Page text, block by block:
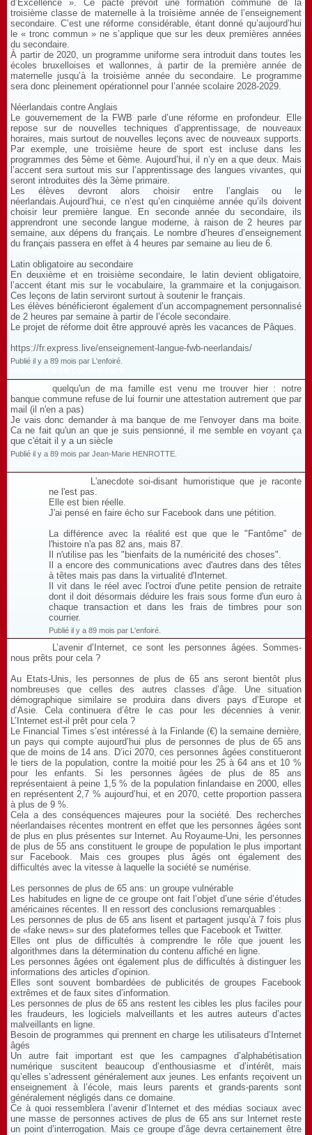
d’Excellence ». Ce pacte prévoit une formation commune de la
troisième classe de maternelle à la troisième année de l’enseignement
secondaire. C’est une réforme considérable, étant donné qu’aujourd’hui
le « tronc commun » ne s’applique que sur les deux premières années
du secondaire.
À partir de 2020, un programme uniforme sera introduit dans toutes les
écoles bruxelloises et wallonnes, à partir de la première année de
maternelle jusqu’à la troisième année du secondaire. Le programme
sera donc pleinement opérationnel pour l’année scolaire 2028-2029.
Néerlandais contre Anglais
Le gouvernement de la FWB parle d’une réforme en profondeur. Elle
repose sur de nouvelles techniques d’apprentissage, de nouveaux
horaires, mais surtout de nouvelles leçons avec de nouveaux supports.
Par exemple, une troisième heure de sport est incluse dans les
programmes des 5ème et 6ème. Aujourd’hui, il n’y en a que deux. Mais
l’accent sera surtout mis sur l’apprentissage des langues vivantes, qui
seront introduites dès la 3ème primaire.
Les élèves devront alors choisir entre l’anglais ou le
néerlandais.Aujourd’hui, ce n’est qu’en cinquième année qu’ils doivent
choisir leur première langue. En seconde année du secondaire, ils
apprendront une seconde langue moderne, à raison de 2 heures par
semaine, aux dépens du français. Le nombre d’heures d’enseignement
du français passera en effet à 4 heures par semaine au lieu de 6.
Latin obligatoire au secondaire
En deuxième et en troisième secondaire, le latin devient obligatoire,
l’accent étant mis sur le vocabulaire, la grammaire et la conjugaison.
Ces leçons de latin serviront surtout à soutenir le français.
Les élèves bénéficieront également d’un accompagnement personnalisé
de 2 heures par semaine à partir de l’école secondaire.
Le projet de réforme doit être approuvé après les vacances de Pâques.
https://fr.express.live/enseignement-langue-fwb-neerlandais/
Publié il y a 89 mois par L'enfoiré.
quelqu'un de ma famille est venu me trouver hier : notre
banque commune refuse de lui fournir une attestation autrement que par
mail (il n'en a pas)
Je vais donc demander à ma banque de me l'envoyer dans ma boite.
Ca ne fait qu'un an que je suis pensionné, il me semble en voyant ça
que c'était il y a un siècle
Publié il y a 89 mois par Jean-Marie HENROTTE.
L'anecdote soi-disant humoristique que je raconte
ne l'est pas.
Elle est bien réelle.
J'ai pensé en faire écho sur Facebook dans une pétition.
La différence avec la réalité est que que le "Fantôme" de
l'histoire n'a pas 82 ans, mais 87.
Il n'utilise pas les "bienfaits de la numéricité des choses".
Il a encore des communications avec d'autres dans des têtes
à têtes mais pas dans la virtualité d'Internet.
Il vit dans le réel avec l'octroi d'une petite pension de retraite
dont il doit désormais déduire les frais sous forme d'un euro à
chaque transaction et dans les frais de timbres pour son
courrier.
Publié il y a 89 mois par L'enfoiré.
L’avenir d’Internet, ce sont les personnes âgées. Sommes-
nous prêts pour cela ?
Au Etats-Unis, les personnes de plus de 65 ans seront bientôt plus
nombreuses que celles des autres classes d’âge. Une situation
démographique similaire se produira dans divers pays d’Europe et
d’Asie. Cela continuera d’être le cas pour les décennies à venir.
L’Internet est-il prêt pour cela ?
Le Financial Times s’est intéressé à la Finlande (€) la semaine dernière,
un pays qui compte aujourd’hui plus de personnes de plus de 65 ans
que de moins de 14 ans. D’ici 2070, ces personnes âgées constitueront
le tiers de la population, contre la moitié pour les 25 à 64 ans et 10 %
pour les enfants. Si les personnes âgées de plus de 85 ans
représentaient à peine 1,5 % de la population finlandaise en 2000, elles
en représentent 2,7 % aujourd’hui, et en 2070, cette proportion passera
à plus de 9 %.
Cela a des conséquences majeures pour la société. Des recherches
néerlandaises récentes montrent en effet que les personnes âgées sont
de plus en plus présentes sur Internet. Au Royaume-Uni, les personnes
de plus de 55 ans constituent le groupe de population le plus important
sur Facebook. Mais ces groupes plus âgés ont également des
difficultés avec la vitesse à laquelle la société se numérise.
Les personnes de plus de 65 ans: un groupe vulnérable
Les habitudes en ligne de ce groupe ont fait l’objet d’une série d’études
américaines récentes. Il en ressort des conclusions remarquables :
Les personnes de plus de 65 ans lisent et partagent jusqu’à 7 fois plus
de «fake news» sur des plateformes telles que Facebook et Twitter.
Elles ont plus de difficultés à comprendre le rôle que jouent les
algorithmes dans la détermination du contenu affiché en ligne.
Les personnes âgées ont également plus de difficultés à distinguer les
informations des articles d’opinion.
Elles sont souvent bombardées de publicités de groupes Facebook
extrêmes et de faux sites d’information.
Les personnes de plus de 65 ans restent les cibles les plus faciles pour
les fraudeurs, les logiciels malveillants et les autres auteurs d’actes
malveillants en ligne.
Besoin de programmes qui prennent en charge les utilisateurs d’Internet
âgés
Un autre fait important est que les campagnes d’alphabétisation
numérique suscitent beaucoup d’enthousiasme et d’intérêt, mais
qu’elles s’adressent généralement aux jeunes. Les enfants reçoivent un
enseignement à l’école, mais leurs parents et grands-parents sont
généralement négligés dans ce domaine.
Ce à quoi ressemblera l’avenir d’Internet et des médias sociaux avec
une masse de personnes actives de plus de 65 ans sur Internet reste
un point d’interrogation. Mais ce groupe d’âge devra certainement être